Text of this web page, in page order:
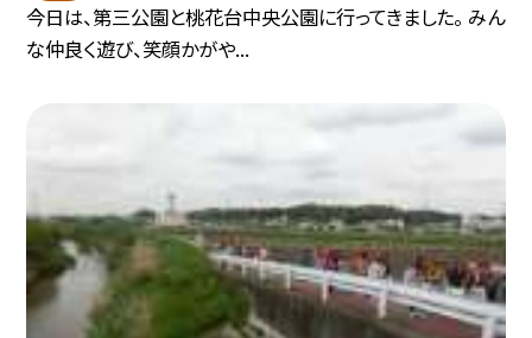
今日は、第三公園と桃花台中央公園に行ってきました。 みん
な仲良く遊び、笑顔かがや...